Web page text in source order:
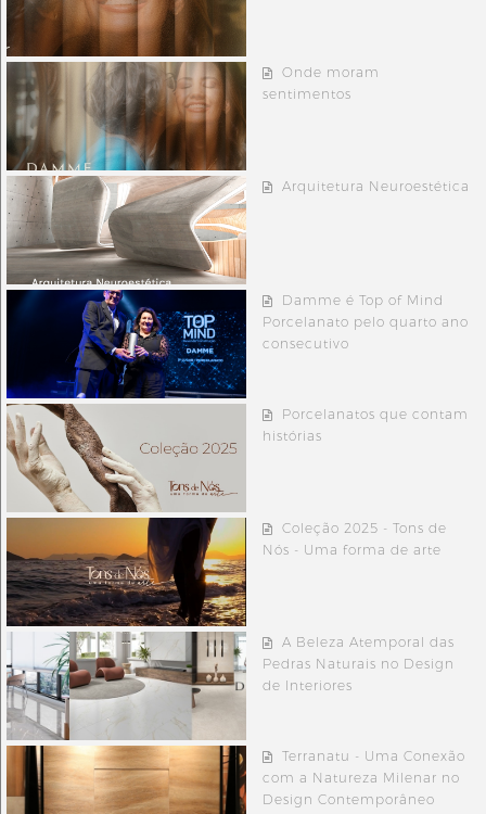
Onde moram
sentimentos
Arquitetura Neuroestética
Damme é Top of Mind
Porcelanato pelo quarto ano
consecutivo
Porcelanatos que contam
histórias
Coleção 2025 - Tons de
Nós - Uma forma de arte
A Beleza Atemporal das
Pedras Naturais no Design
de Interiores
Terranatu - Uma Conexão
com a Natureza Milenar no
Design Contemporâneo